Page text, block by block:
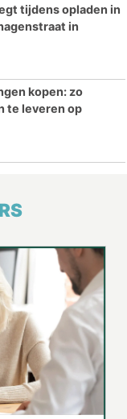
tijdens opladen in
in
kopen: zo
te leveren op